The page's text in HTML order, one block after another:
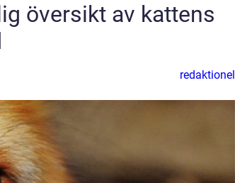
översikt av kattens
redaktionel